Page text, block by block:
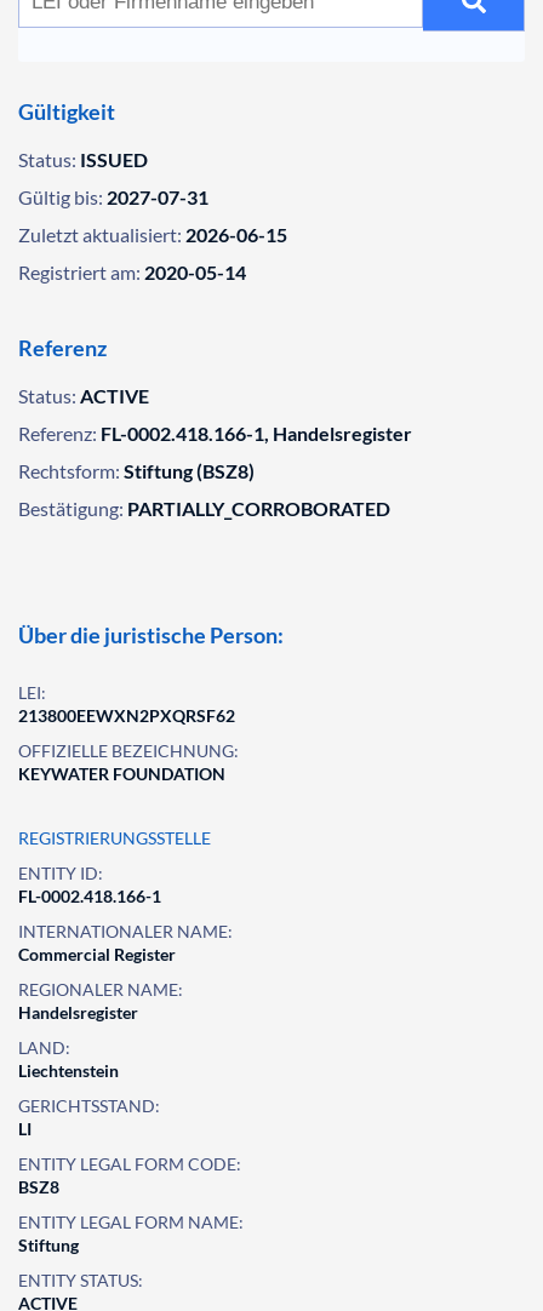
Gültigkeit
Status: ISSUED
Gültig bis: 2027-07-31
Zuletzt aktualisiert: 2026-06-15
Registriert am: 2020-05-14
Referenz
Status: ACTIVE
Referenz: FL-0002.418.166-1, Handelsregister
Rechtsform: Stiftung (BSZ8)
Bestätigung: PARTIALLY_CORROBORATED
Über die juristische Person:
LEI:
213800EEWXN2PXQRSF62
OFFIZIELLE BEZEICHNUNG:
KEYWATER FOUNDATION
REGISTRIERUNGSSTELLE
ENTITY ID:
FL-0002.418.166-1
INTERNATIONALER NAME:
Commercial Register
REGIONALER NAME:
Handelsregister
LAND:
Liechtenstein
GERICHTSSTAND:
LI
ENTITY LEGAL FORM CODE:
BSZ8
ENTITY LEGAL FORM NAME:
Stiftung
ENTITY STATUS:
ACTIVE